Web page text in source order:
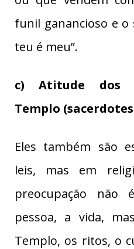
funil ganancioso e o
teu é meu”.
c) Atitude dos
Templo
Eles também são
leis, mas em
preocupação
pessoa, a vida,
Templo, os ritos, o